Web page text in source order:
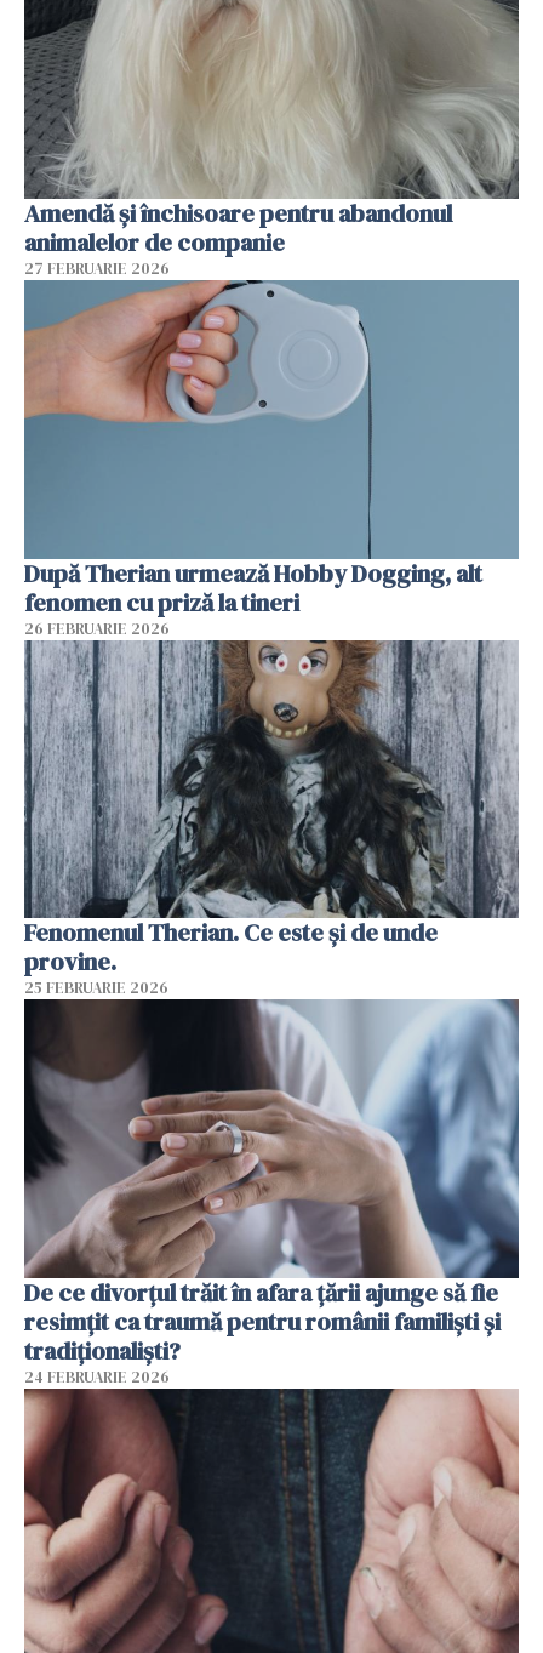
Amendă și închisoare pentru abandonul
animalelor de companie
27 FEBRUARIE 2026
După Therian urmează Hobby Dogging, alt
fenomen cu priză la tineri
26 FEBRUARIE 2026
Fenomenul Therian. Ce este și de unde
provine.
25 FEBRUARIE 2026
De ce divorțul trăit în afara țării ajunge să fie
resimțit ca traumă pentru românii familiști și
tradiționaliști?
24 FEBRUARIE 2026